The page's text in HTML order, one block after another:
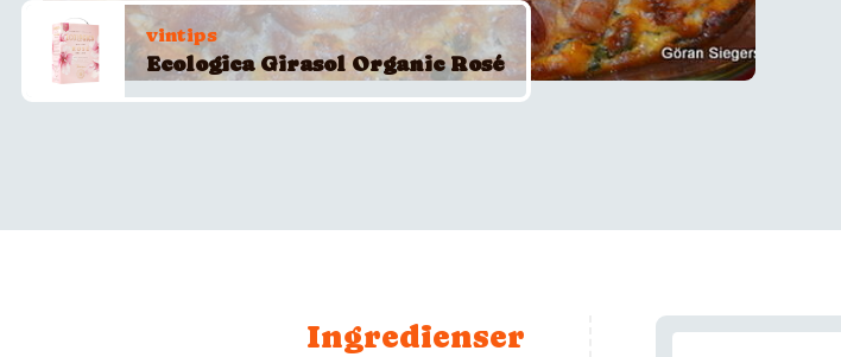
vintips
Ecologica Girasol Organic Rosé
Ingredienser